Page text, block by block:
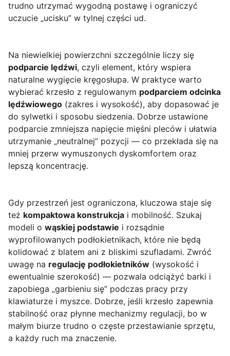
trudno utrzymać wygodną postawę i ograniczyć
uczucie „ucisku” w tylnej części ud.
Na niewielkiej powierzchni szczególnie liczy się
podparcie lędźwi, czyli element, który wspiera
naturalne wygięcie kręgosłupa. W praktyce warto
wybierać krzesło z regulowanym podparciem odcinka
lędźwiowego (zakres i wysokość), aby dopasować je
do sylwetki i sposobu siedzenia. Dobrze ustawione
podparcie zmniejsza napięcie mięśni pleców i ułatwia
utrzymanie „neutralnej” pozycji — co przekłada się na
mniej przerw wymuszonych dyskomfortem oraz
lepszą koncentrację.
Gdy przestrzeń jest ograniczona, kluczowa staje się
też kompaktowa konstrukcja i mobilność. Szukaj
modeli o wąskiej podstawie i rozsądnie
wyprofilowanych podłokietnikach, które nie będą
kolidować z blatem ani z bliskimi szufladami. Zwróć
uwagę na regulację podłokietników (wysokość i
ewentualnie szerokość) — pozwala odciążyć barki i
zapobiega „garbieniu się” podczas pracy przy
klawiaturze i myszce. Dobrze, jeśli krzesło zapewnia
stabilność oraz płynne mechanizmy regulacji, bo w
małym biurze trudno o częste przestawianie sprzętu,
a każdy ruch ma znaczenie.